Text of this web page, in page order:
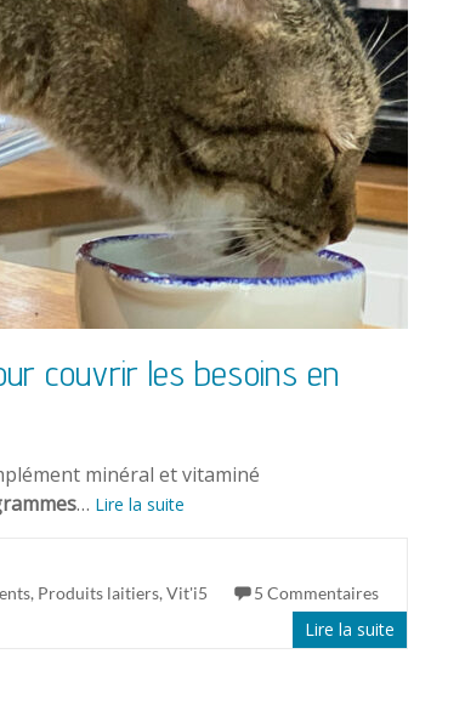
couvrir les besoins en
minéral et vitaminé
… Lire la suite
, Produits laitiers, Vit'i5 5 Commentaires
Lire la suite